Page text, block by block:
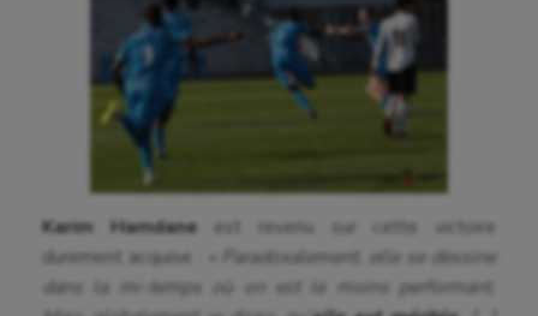
Natation
Natation artistique
Omnisports
Outdoor
Parkour
Karim Hamdane est revenu sur cette victoire
durement acquise :
« Paradoxalement, elle se dessine
dans la mi-temps où on est le moins performant.